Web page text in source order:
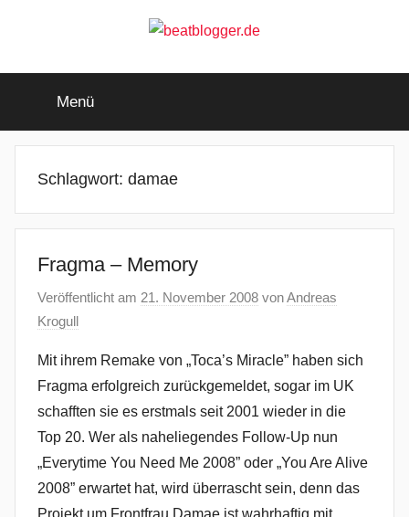
beatblogger.de
beat
goes
Menü
Schlagwort: damae
Fragma – Memory
Veröffentlicht am 21. November 2008 vonAndreas
Krogull
Mit ihrem Remake von „Toca’s Miracle” haben sich
Fragma erfolgreich zurückgemeldet, sogar im UK
schafften sie es erstmals seit 2001 wieder in die
Top 20. Wer als naheliegendes Follow-Up nun
„Everytime You Need Me 2008” oder „You Are Alive
2008” erwartet hat, wird überrascht sein, denn das
Projekt um Frontfrau Damae ist wahrhaftig mit